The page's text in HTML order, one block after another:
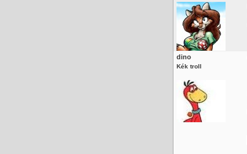
dino
Kék troll